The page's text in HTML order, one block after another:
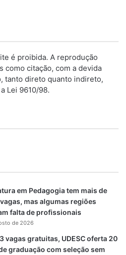
é proibida. A reprodução
como citação, com a devida
tanto direto quanto indireto,
Lei 9610/98.
em Pedagogia tem mais de
mas algumas regiões
falta de profissionais
de 2026
vagas gratuitas, UDESC oferta 20
graduação com seleção sem